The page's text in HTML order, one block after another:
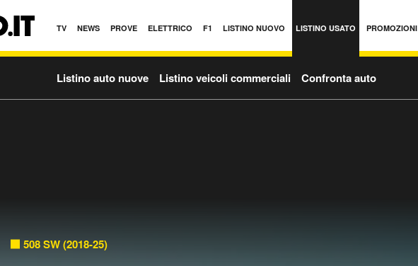
TV NEWS PROVE ELETTRICO F1 LISTINO NUOVO LISTINO USATO PROMOZIONI
Listino auto nuove Listino veicoli commerciali Confronta auto
508 SW (2018-25)